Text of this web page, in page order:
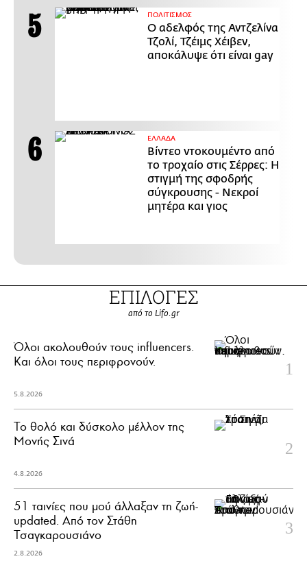
ΠΟΛΙΤΙΣΜΟΣ
Ο αδελφός της Αντζελίνα
Τζολί, Τζέιμς Χέιβεν,
αποκάλυψε ότι είναι gay
ΕΛΛΑΔΑ
Βίντεο ντοκουμέντο από
το τροχαίο στις Σέρρες: Η
στιγμή της σφοδρής
σύγκρουσης - Νεκροί
μητέρα και γιος
ΕΠΙΛΟΓΕΣ
από το Lifo.gr
Όλοι ακολουθούν τους influencers.
Και όλοι τους περιφρονούν.
5.8.2026
Το θολό και δύσκολο μέλλον της
Μονής Σινά
4.8.2026
51 ταινίες που μού άλλαξαν τη ζωή-
updated. Aπό τον Στάθη
Τσαγκαρουσιάνο
2.8.2026